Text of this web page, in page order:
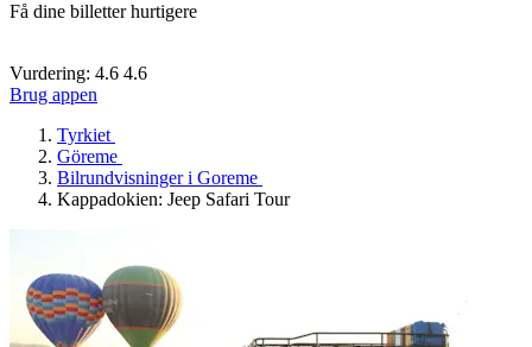
Få dine billetter hurtigere
Vurdering: 4.6 4.6
Brug appen
Tyrkiet
Göreme
Bilrundvisninger i Goreme
Kappadokien: Jeep Safari Tour